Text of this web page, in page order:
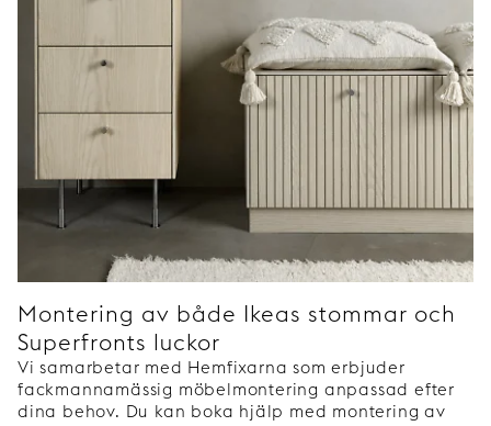
Montering av både Ikeas stommar och
Superfronts luckor
Vi samarbetar med Hemfixarna som erbjuder
fackmannamässig möbelmontering anpassad efter
dina behov. Du kan boka hjälp med montering av